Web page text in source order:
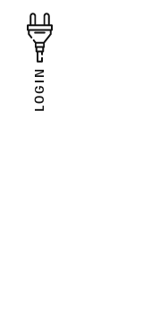
LOGIN